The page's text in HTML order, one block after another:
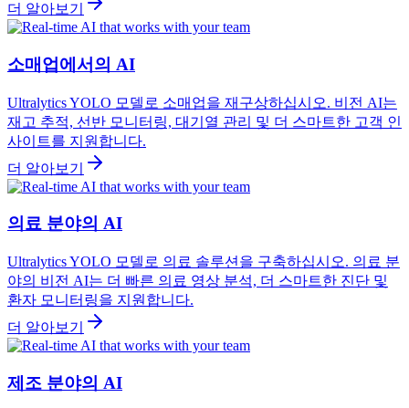
더 알아보기
소매업에서의 AI
Ultralytics YOLO 모델로 소매업을 재구상하십시오. 비전 AI는
재고 추적, 선반 모니터링, 대기열 관리 및 더 스마트한 고객 인
사이트를 지원합니다.
더 알아보기
의료 분야의 AI
Ultralytics YOLO 모델로 의료 솔루션을 구축하십시오. 의료 분
야의 비전 AI는 더 빠른 의료 영상 분석, 더 스마트한 진단 및
환자 모니터링을 지원합니다.
더 알아보기
제조 분야의 AI